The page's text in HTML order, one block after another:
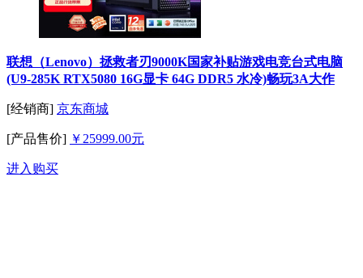
联想（Lenovo）拯救者刃9000K国家补贴游戏电竞台式电脑
(U9-285K RTX5080 16G显卡 64G DDR5 水冷)畅玩3A大作
[经销商] 京东商城
[产品售价] ￥25999.00元
进入购买